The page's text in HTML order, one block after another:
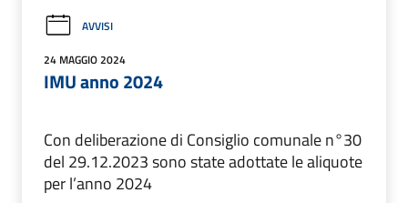
AVVISI
24 MAGGIO 2024
IMU anno 2024
Con deliberazione di Consiglio comunale n°30
del 29.12.2023 sono state adottate le aliquote
per l’anno 2024